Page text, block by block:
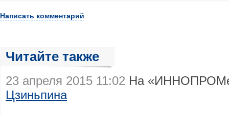
Написать комментарий
Читайте также
23 апреля 2015 11:02 На
Цзиньпина